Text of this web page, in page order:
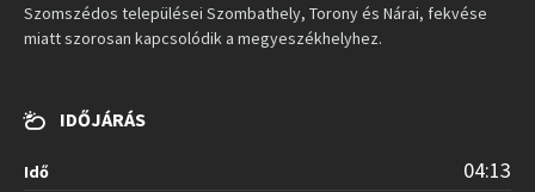
Szomszédos települései Szombathely, Torony és Nárai, fekvése
miatt szorosan kapcsolódik a megyeszékhelyhez.
IDŐJÁRÁS
Idő 04:13